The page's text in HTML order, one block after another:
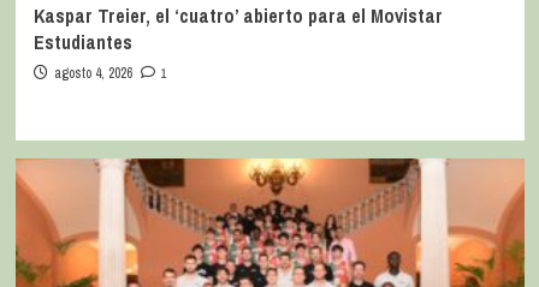
Kaspar Treier, el ‘cuatro’ abierto para el Movistar
Estudiantes
agosto 4, 2026 1